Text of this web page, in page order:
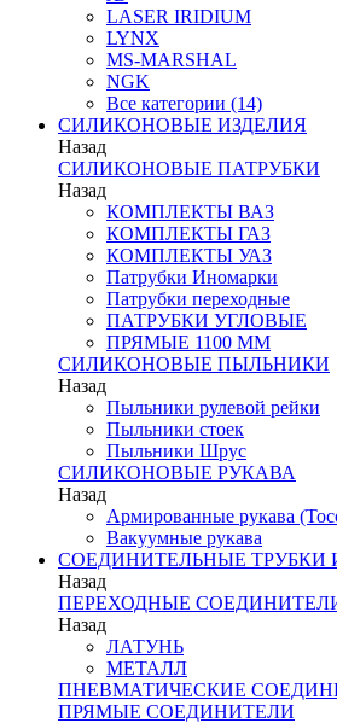
LASER IRIDIUM
LYNX
MS-MARSHAL
NGK
Все категории (14)
СИЛИКОНОВЫЕ ИЗДЕЛИЯ
Назад
СИЛИКОНОВЫЕ ПАТРУБКИ
Назад
КОМПЛЕКТЫ ВАЗ
КОМПЛЕКТЫ ГАЗ
КОМПЛЕКТЫ УАЗ
Патрубки Иномарки
Патрубки переходные
ПАТРУБКИ УГЛОВЫЕ
ПРЯМЫЕ 1100 ММ
СИЛИКОНОВЫЕ ПЫЛЬНИКИ
Назад
Пыльники рулевой рейки
Пыльники стоек
Пыльники Шрус
СИЛИКОНОВЫЕ РУКАВА
Назад
Армированные рукава
Вакуумные рукава
СОЕДИНИТЕЛЬНЫЕ ТРУБКИ
Назад
ПЕРЕХОДНЫЕ
Назад
ЛАТУНЬ
МЕТАЛЛ
ПНЕВМАТИЧЕСКИЕ
ПРЯМЫЕ СОЕДИНИТЕЛИ